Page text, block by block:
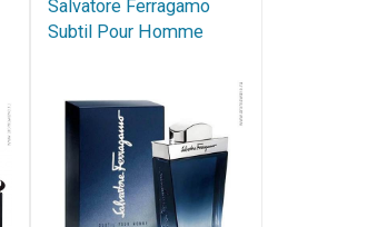
Salvatore Ferragamo
Subtil Pour Homme